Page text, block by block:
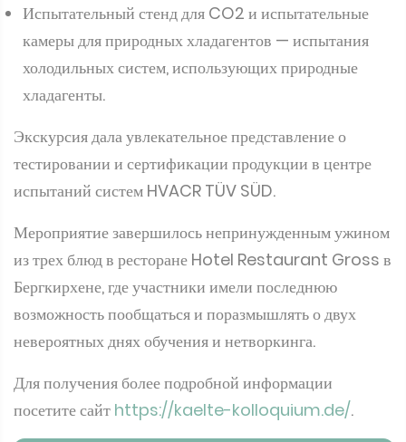
Испытательный стенд для CO2 и испытательные
камеры для природных хладагентов — испытания
холодильных систем, использующих природные
хладагенты.
Экскурсия дала увлекательное представление о
тестировании и сертификации продукции в центре
испытаний систем HVACR TÜV SÜD.
Мероприятие завершилось непринужденным ужином
из трех блюд в ресторане Hotel Restaurant Gross в
Бергкирхене, где участники имели последнюю
возможность пообщаться и поразмышлять о двух
невероятных днях обучения и нетворкинга.
Для получения более подробной информации
посетите сайт https://kaelte-kolloquium.de/.